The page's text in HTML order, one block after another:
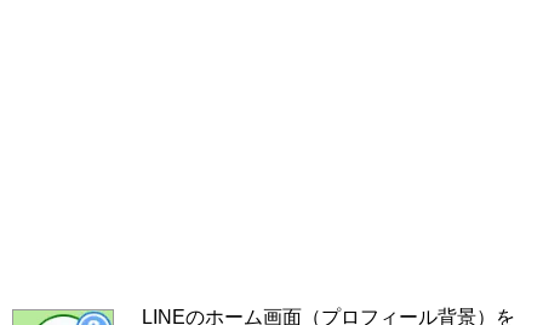
LINEのホーム画面（プロフィール背景）を